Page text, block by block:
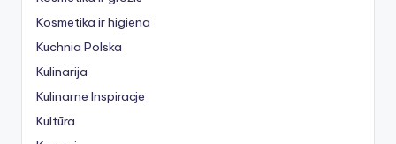
Kosmetika ir higiena
Kuchnia Polska
Kulinarija
Kulinarne Inspiracje
Kultūra